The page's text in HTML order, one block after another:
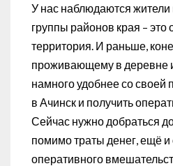
У нас наблюдаются жители
группы районов края – это
территория. И раньше,
проживающему в деревне
намного удобнее со своей
в Ачинск и получить
Сейчас нужно добраться
помимо траты денег, ещё
оперативного